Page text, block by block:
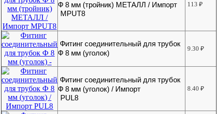
Ф 8 мм (тройник) МЕТАЛЛ / Импорт
MPUT8
113₽
Фитинг соединительный для трубок
Ф 8 мм (уголок)
9.30₽
Фитинг соединительный для трубок
Ф 8 мм (уголок) / Импорт
PUL8
8.40₽